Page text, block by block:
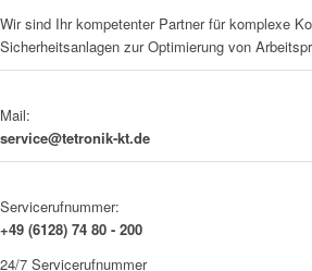
Wir sind Ihr kompetenter Partner für komplexe
Sicherheitsanlagen zur Optimierung von
Mail:
service@tetronik-kt.de
Servicerufnummer:
+49 (6128) 74 80 - 200
24/7 Servicerufnummer